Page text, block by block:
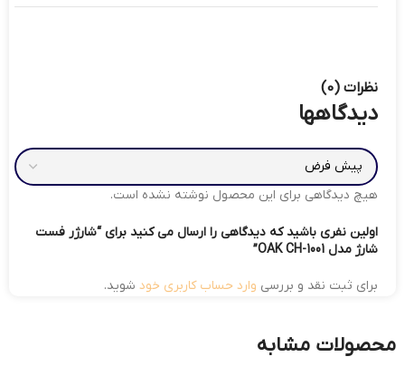
نظرات (0)
دیدگاهها
هیچ دیدگاهی برای این محصول نوشته نشده است.
اولین نفری باشید که دیدگاهی را ارسال می کنید برای “شارژر فست
شارژ مدل OAK CH-1001”
برای ثبت نقد و بررسی وارد حساب کاربری خود شوید.
محصولات مشابه